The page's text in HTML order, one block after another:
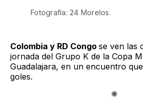
Fotografía: 24 Morelos.
Colombia y RD Congo se ven las
jornada del Grupo K de la Copa
Guadalajara, en un encuentro
goles.